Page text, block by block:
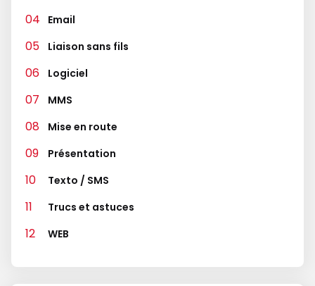
Email
Liaison sans fils
Logiciel
MMS
Mise en route
Présentation
Texto / SMS
Trucs et astuces
WEB